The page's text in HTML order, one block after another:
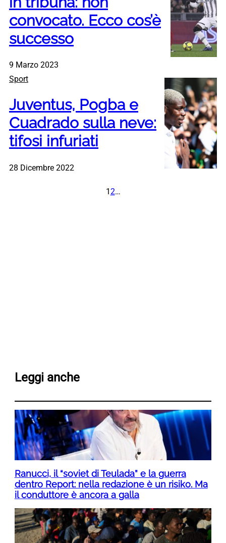
convocato. Ecco cos’è
successo
9 Marzo 2023
Sport
Juventus, Pogba e
Cuadrado sulla neve:
tifosi infuriati
28 Dicembre 2022
1 2…
Leggi anche
Ranucci, il “soviet di Teulada” e la guerra
dentro Report: nella redazione è un risiko. Ma
il conduttore è ancora a galla